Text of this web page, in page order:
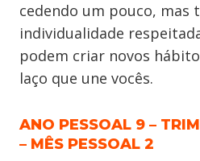
cedendo um pouco, mas
individualidade
podem criar novos
laço que une vocês.
ANO PESSOAL 9 –
– MÊS PESSOAL 2